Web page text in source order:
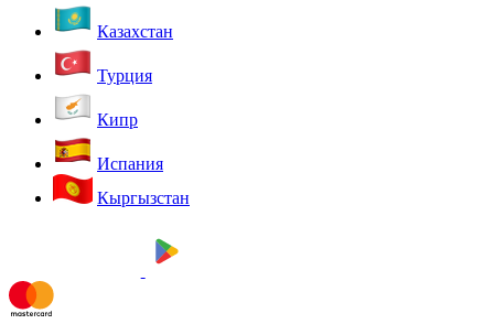
Казахстан
Турция
Кипр
Испания
Кыргызстан